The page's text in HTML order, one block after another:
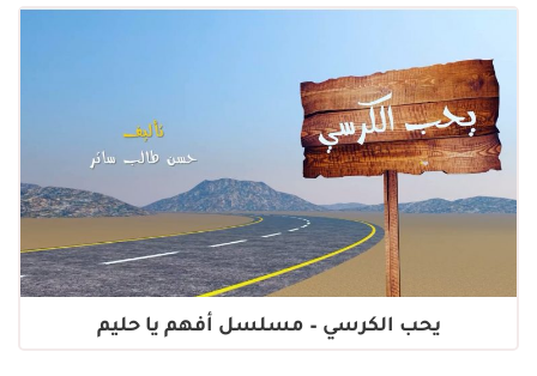
يحب الكرسي – مسلسل أفهم يا حليم